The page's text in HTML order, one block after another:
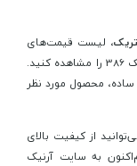
، لیست قیمت‌های
به‌روز و اطلاعات مربوط به منبع تغذیه آیفون تصویری پیک 386 را مشاهده کنید.
محصول مورد نظر
آیفون تصویری پیک 386، شما می‌توانید از کیفیت بالای
به سایت آرنیک